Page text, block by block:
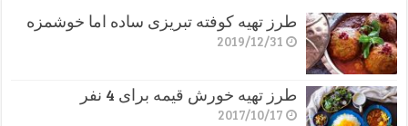
طرز تهیه کوفته تبریزی ساده اما خوشمزه
2019/12/31
طرز تهیه خورش قیمه برای 4 نفر
2017/10/17